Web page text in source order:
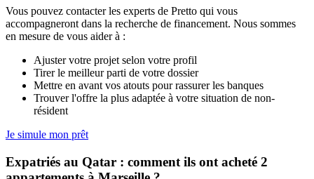
Vous pouvez contacter les experts de Pretto qui vous
accompagneront dans la recherche de financement. Nous sommes
en mesure de vous aider à :
Ajuster votre projet selon votre profil
Tirer le meilleur parti de votre dossier
Mettre en avant vos atouts pour rassurer les banques
Trouver l'offre la plus adaptée à votre situation de non-
résident
Je simule mon prêt
Expatriés au Qatar : comment ils ont acheté 2